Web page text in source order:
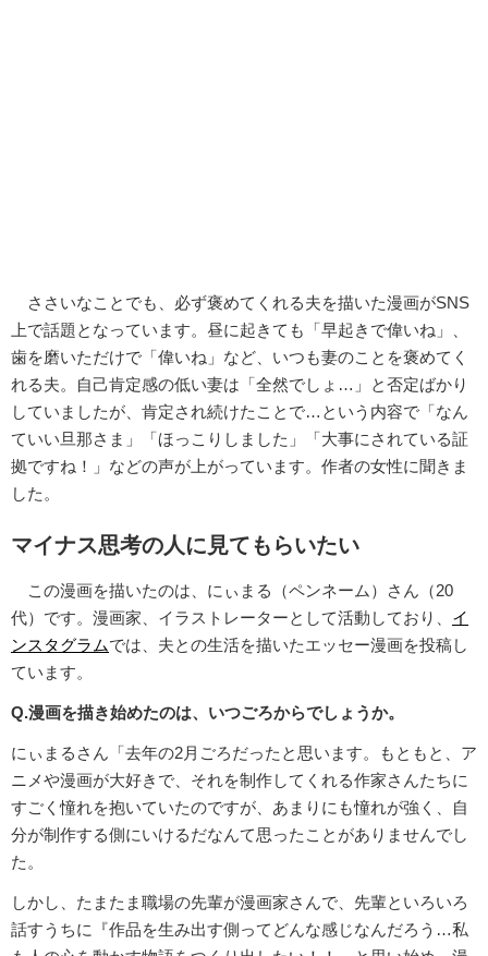
ささいなことでも、必ず褒めてくれる夫を描いた漫画がSNS
上で話題となっています。昼に起きても「早起きで偉いね」、
歯を磨いただけで「偉いね」など、いつも妻のことを褒めてく
れる夫。自己肯定感の低い妻は「全然でしょ…」と否定ばかり
していましたが、肯定され続けたことで…という内容で「なん
ていい旦那さま」「ほっこりしました」「大事にされている証
拠ですね！」などの声が上がっています。作者の女性に聞きま
した。
マイナス思考の人に見てもらいたい
この漫画を描いたのは、にぃまる（ペンネーム）さん（20
代）です。漫画家、イラストレーターとして活動しており、 イ
ンスタグラムでは、夫との生活を描いたエッセー漫画を投稿し
ています。
Q.漫画を描き始めたのは、いつごろからでしょうか。
にぃまるさん「去年の2月ごろだったと思います。もともと、ア
ニメや漫画が大好きで、それを制作してくれる作家さんたちに
すごく憧れを抱いていたのですが、あまりにも憧れが強く、自
分が制作する側にいけるだなんて思ったことがありませんでし
た。
しかし、たまたま職場の先輩が漫画家さんで、先輩といろいろ
話すうちに『作品を生み出す側ってどんな感じなんだろう…私